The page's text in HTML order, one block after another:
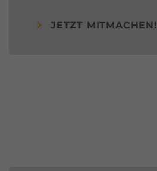
JETZT MITMACHEN!